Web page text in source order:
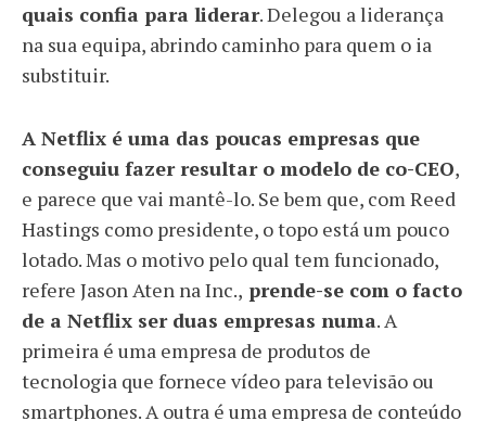
quais confia para liderar. Delegou a liderança
na sua equipa, abrindo caminho para quem o ia
substituir.
A Netflix é uma das poucas empresas que
conseguiu fazer resultar o modelo de co-CEO,
e parece que vai mantê-lo. Se bem que, com Reed
Hastings como presidente, o topo está um pouco
lotado. Mas o motivo pelo qual tem funcionado,
refere Jason Aten na Inc., prende-se com o facto
de a Netflix ser duas empresas numa. A
primeira é uma empresa de produtos de
tecnologia que fornece vídeo para televisão ou
smartphones. A outra é uma empresa de conteúdo